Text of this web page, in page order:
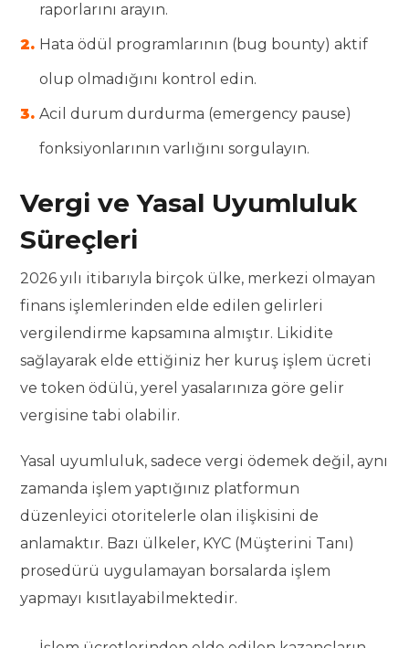
raporlarını arayın.
Hata ödül programlarının (bug bounty) aktif
olup olmadığını kontrol edin.
Acil durum durdurma (emergency pause)
fonksiyonlarının varlığını sorgulayın.
Vergi ve Yasal Uyumluluk
Süreçleri
2026 yılı itibarıyla birçok ülke, merkezi olmayan
finans işlemlerinden elde edilen gelirleri
vergilendirme kapsamına almıştır. Likidite
sağlayarak elde ettiğiniz her kuruş işlem ücreti
ve token ödülü, yerel yasalarınıza göre gelir
vergisine tabi olabilir.
Yasal uyumluluk, sadece vergi ödemek değil, aynı
zamanda işlem yaptığınız platformun
düzenleyici otoritelerle olan ilişkisini de
anlamaktır. Bazı ülkeler, KYC (Müşterini Tanı)
prosedürü uygulamayan borsalarda işlem
yapmayı kısıtlayabilmektedir.